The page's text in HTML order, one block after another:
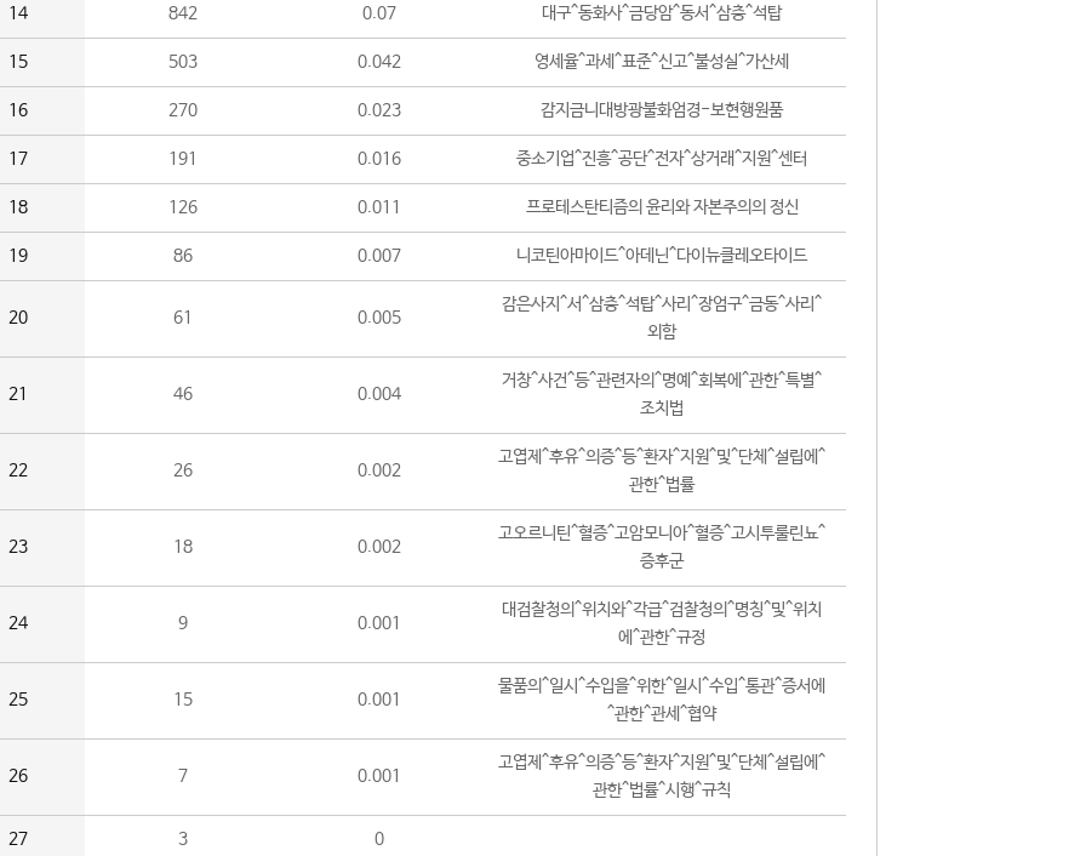
14 842 0.07 대구^동화사^금당암^동서^삼층^석탑
15 503 0.042 영세율^과세^표준^신고^불성실^가산세
16 270 0.023 감지금니대방광불화엄경-보현행원품
17 191 0.016 중소기업^진흥^공단^전자^상거래^지원^센터
18 126 0.011 프로테스탄티즘의 윤리와 자본주의의 정신
19 86 0.007 니코틴아마이드^아데닌^다이뉴클레오타이드
20 61 0.005
감은사지^서^삼층^석탑^사리^장엄구^금동^사리^
외함
21 46 0.004
거창^사건^등^관련자의^명예^회복에^관한^특별^
조치법
22 26 0.002
고엽제^후유^의증^등^환자^지원^및^단체^설립에^
관한^법률
23 18 0.002
고오르니틴^혈증^고암모니아^혈증^고시투룰린뇨^
증후군
24 9 0.001
대검찰청의^위치와^각급^검찰청의^명칭^및^위치
에^관한^규정
25 15 0.001
물품의^일시^수입을^위한^일시^수입^통관^증서에
^관한^관세^협약
26 7 0.001
고엽제^후유^의증^등^환자^지원^및^단체^설립에^
관한^법률^시행^규칙
27 3 0